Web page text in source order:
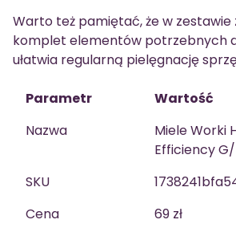
Warto też pamiętać, że w zestawie
komplet elementów potrzebnych
ułatwia regularną pielęgnację
Parametr
Wartość
Nazwa
Miele Worki
Efficiency
SKU
Cena
69 zł